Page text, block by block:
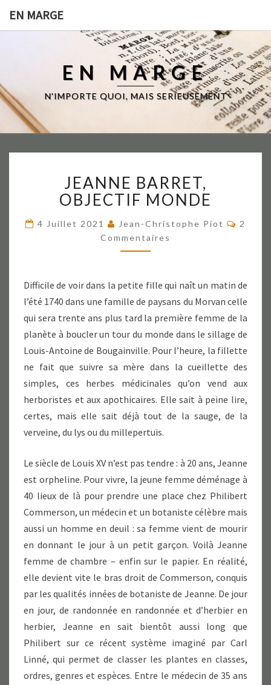
EN MARGE
EN MARGE
N'IMPORTE QUOI, MAIS SERIEUSEMENT
BARRET,
OBJECTIF
MONDE
JEANNE BARRET,
OBJECTIF MONDE
4 Juillet 2021 Jean-Christophe Piot
2
Commentaires
Difficile de voir dans la petite fille qui naît un matin de
l’été 1740 dans une famille de paysans du Morvan celle
qui sera trente ans plus tard la première femme de la
planète à boucler un tour du monde dans le sillage de
Louis-Antoine de Bougainville. Pour l’heure, la fillette
ne fait que suivre sa mère dans la cueillette des
simples, ces herbes médicinales qu’on vend aux
herboristes et aux apothicaires. Elle sait à peine lire,
certes, mais elle sait déjà tout de la sauge, de la
verveine, du lys ou du millepertuis.
Le siècle de Louis XV n’est pas tendre : à 20 ans, Jeanne
est orpheline. Pour vivre, la jeune femme déménage à
40 lieux de là pour prendre une place chez Philibert
Commerson, un médecin et un botaniste célèbre mais
aussi un homme en deuil : sa femme vient de mourir
en donnant le jour à un petit garçon. Voilà Jeanne
femme de chambre – enfin sur le papier. En réalité,
elle devient vite le bras droit de Commerson, conquis
par les qualités innées de botaniste de Jeanne. De jour
en jour, de randonnée en randonnée et d’herbier en
herbier, Jeanne en sait bientôt aussi long que
Philibert sur ce récent système imaginé par Carl
Linné, qui permet de classer les plantes en classes,
ordres, genres et espèces. Entre le médecin de 35 ans